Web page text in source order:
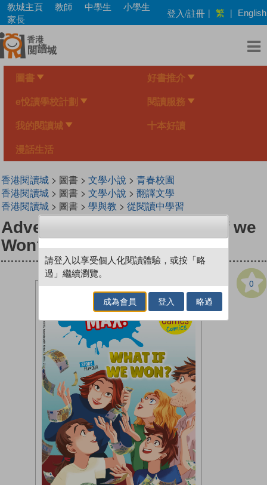
Skip
main
content
教城主頁 教師 中學生
小學生
家長
登入/註冊 | 繁 | English
圖書 好書推介
e悅讀學校計劃 閱讀服務
我的閱讀城 十本好讀
漫話生活
香港閱讀城> 圖書 > 文學小說 > 青春校園
香港閱讀城> 圖書 > 文學小說 > 翻譯文學
香港閱讀城> 圖書 > 學與教 > 從閱讀中學習
AdventureBox Max! : What if we
Won?
0
請登入以享受個人化閱讀體驗，或按「略
過」繼續瀏覽。
成為會員 登入 略過